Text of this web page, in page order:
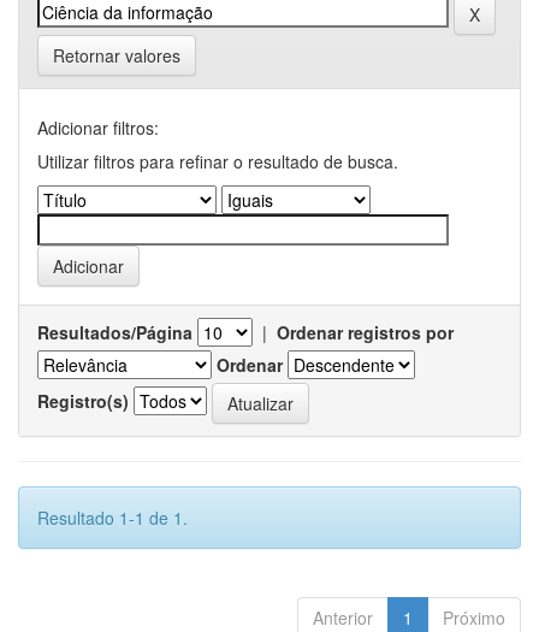
Retornar valores
Adicionar filtros:
Utilizar filtros para refinar o resultado de busca.
Resultados/Página | Ordenar registros por
Ordenar
Registro(s)
Resultado 1-1 de 1.
Anterior 1 Próximo